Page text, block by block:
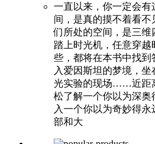
一直以来，你一定会
间，是真的摸不着看
们所处的空间，是三
踏上时光机，任意穿
些，都将在本书中找
入爱因斯坦的梦境，
光实验的现场……近距
松了解一个你以为深
入一个你以为奇妙得
部和大